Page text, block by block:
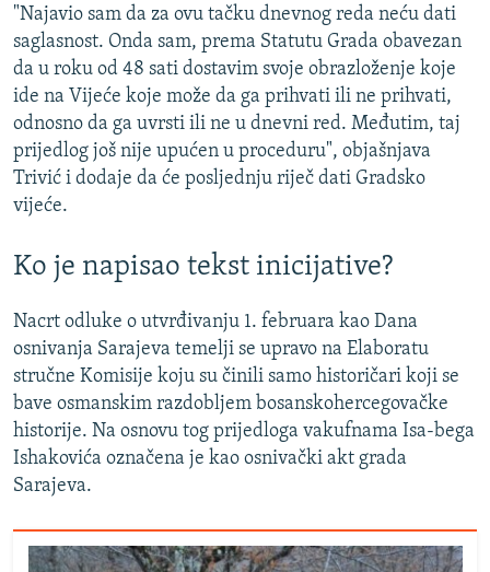
"Najavio sam da za ovu tačku dnevnog reda neću dati
saglasnost. Onda sam, prema Statutu Grada obavezan
da u roku od 48 sati dostavim svoje obrazloženje koje
ide na Vijeće koje može da ga prihvati ili ne prihvati,
odnosno da ga uvrsti ili ne u dnevni red. Međutim, taj
prijedlog još nije upućen u proceduru", objašnjava
Trivić i dodaje da će posljednju riječ dati Gradsko
vijeće.
Ko je napisao tekst inicijative?
Nacrt odluke o utvrđivanju 1. februara kao Dana
osnivanja Sarajeva temelji se upravo na Elaboratu
stručne Komisije koju su činili samo historičari koji se
bave osmanskim razdobljem bosanskohercegovačke
historije. Na osnovu tog prijedloga vakufnama Isa-bega
Ishakovića označena je kao osnivački akt grada
Sarajeva.